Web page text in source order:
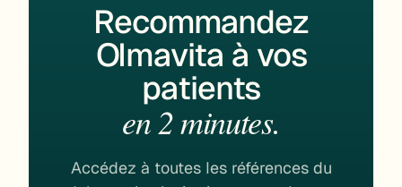
Recommandez
Olmavita à vos
patients
en 2 minutes.
Accédez à toutes les références du